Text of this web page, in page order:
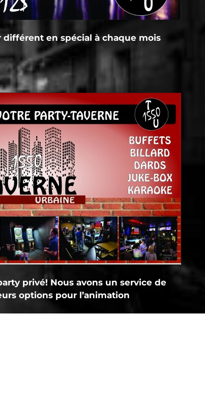
différent en spécial à chaque mois
privé! Nous avons un service de
options pour l’animation